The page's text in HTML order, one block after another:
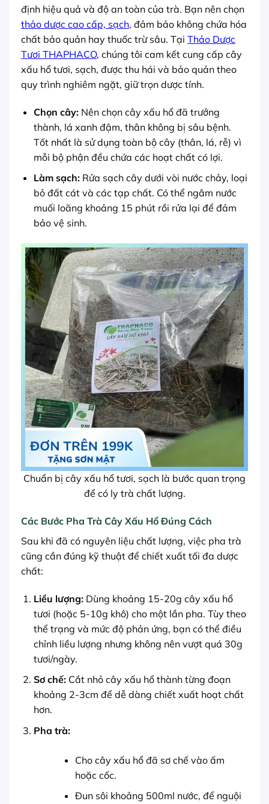
định hiệu quả và độ an toàn của trà. Bạn nên chọn
thảo dược cao cấp, sạch, đảm bảo không chứa hóa
chất bảo quản hay thuốc trừ sâu. Tại Thảo Dược
Tươi THAPHACO, chúng tôi cam kết cung cấp cây
xấu hổ tươi, sạch, được thu hái và bảo quản theo
quy trình nghiêm ngặt, giữ trọn dược tính.
Chọn cây:Nên chọn cây xấu hổ đã trưởng
thành, lá xanh đậm, thân không bị sâu bệnh.
Tốt nhất là sử dụng toàn bộ cây (thân, lá, rễ) vì
mỗi bộ phận đều chứa các hoạt chất có lợi.
Làm sạch:Rửa sạch cây dưới vòi nước chảy, loại
bỏ đất cát và các tạp chất. Có thể ngâm nước
muối loãng khoảng 15 phút rồi rửa lại để đảm
bảo vệ sinh.
Chuẩn bị cây xấu hổ tươi, sạch là bước quan trọng
để có ly trà chất lượng.
Các Bước Pha Trà Cây Xấu Hổ Đúng Cách
Sau khi đã có nguyên liệu chất lượng, việc pha trà
cũng cần đúng kỹ thuật để chiết xuất tối đa dược
chất:
Liều lượng:Dùng khoảng 15-20g cây xấu hổ
tươi (hoặc 5-10g khô) cho một lần pha. Tùy theo
thể trạng và mức độ phản ứng, bạn có thể điều
chỉnh liều lượng nhưng không nên vượt quá 30g
tươi/ngày.
Sơ chế:Cắt nhỏ cây xấu hổ thành từng đoạn
khoảng 2-3cm để dễ dàng chiết xuất hoạt chất
hơn.
Pha trà:
Cho cây xấu hổ đã sơ chế vào ấm
hoặc cốc.
Đun sôi khoảng 500ml nước, để nguội